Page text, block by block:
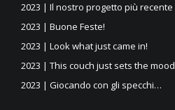
2023 | Il nostro progetto più recente
2023 | Buone Feste!
2023 | Look what just came in!
2023 | This couch just sets the mood
2023 | Giocando con gli specchi…